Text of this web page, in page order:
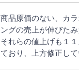
商品原価のない、カ
ングの売上が伸びたみ
それらの値上げも１
ており、上方修正して